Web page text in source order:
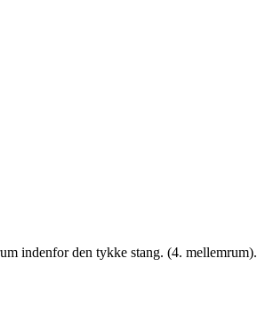
indenfor den tykke stang. (4. mellemrum).